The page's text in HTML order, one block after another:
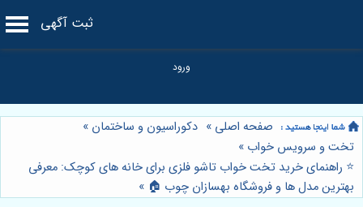
ثبت آگهی
صفحه اصلی » دکوراسیون و ساختمان »
تخت و سرویس خواب »
⭐️ راهنمای خرید تخت خواب تاشو فلزی برای خانه های کوچک: معرفی
بهترین مدل ها و فروشگاه بهسازان چوب 🏠 »